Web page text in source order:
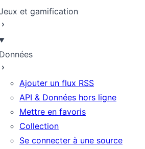
et gamification
Données
Ajouter un flux RSS
API & Données hors ligne
Mettre en favoris
Collection
Se connecter à une source